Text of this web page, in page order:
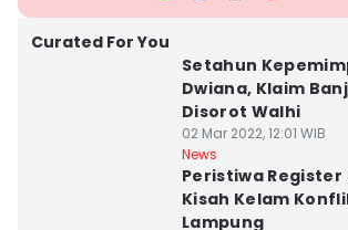
Curated For You
Setahun
Dwiana, Klaim
Disorot Walhi
02 Mar 2022, 12:01 WIB
News
Peristiwa Register
Kisah Kelam
Lampung